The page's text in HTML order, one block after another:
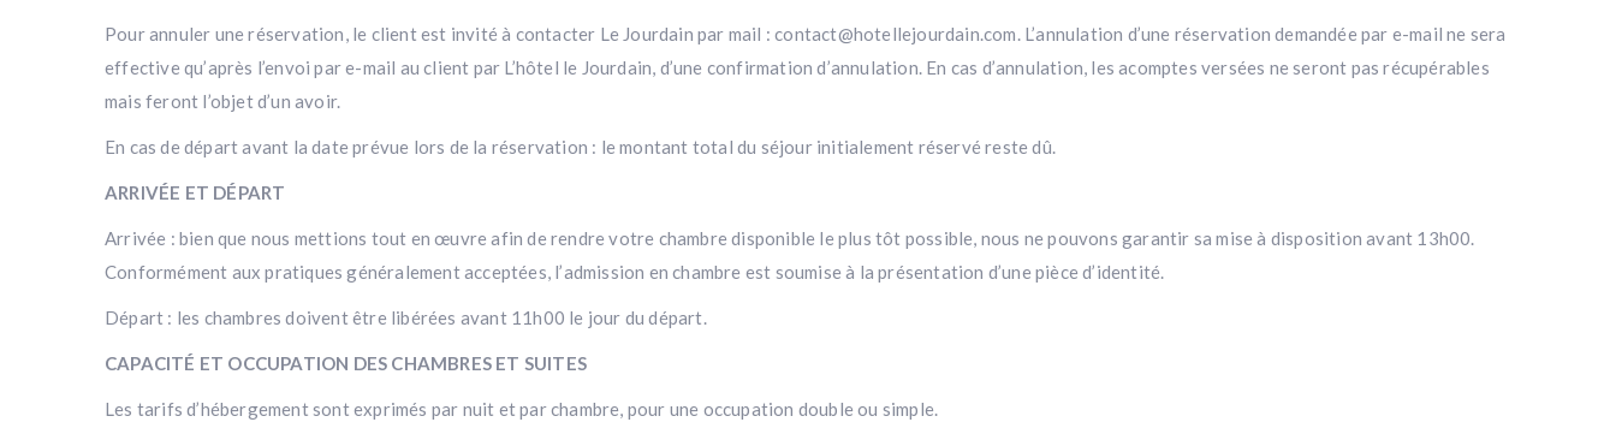
Pour annuler une réservation, le client est invité à contacter Le Jourdain par mail : contact@hotellejourdain.com. L’annulation d’une réservation demandée par e-mail ne sera
effective qu’après l’envoi par e-mail au client par L’hôtel le Jourdain, d’une confirmation d’annulation. En cas d’annulation, les acomptes versées ne seront pas récupérables
mais feront l’objet d’un avoir.
En cas de départ avant la date prévue lors de la réservation : le montant total du séjour initialement réservé reste dû.
ARRIVÉE ET DÉPART
Arrivée : bien que nous mettions tout en œuvre afin de rendre votre chambre disponible le plus tôt possible, nous ne pouvons garantir sa mise à disposition avant 13h00.
Conformément aux pratiques généralement acceptées, l’admission en chambre est soumise à la présentation d’une pièce d’identité.
Départ : les chambres doivent être libérées avant 11h00 le jour du départ.
CAPACITÉ ET OCCUPATION DES CHAMBRES ET SUITES
Les tarifs d’hébergement sont exprimés par nuit et par chambre, pour une occupation double ou simple.